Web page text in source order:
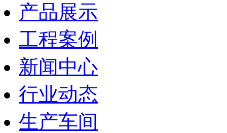
产品展示
工程案例
新闻中心
行业动态
生产车间